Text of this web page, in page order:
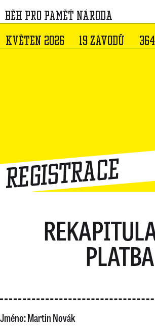
BĚH PRO PAMĚŤ NÁRODA
KVĚTEN 2026 19 ZÁVODŮ
Registrace
PLATBA
Jméno:Martin Novák